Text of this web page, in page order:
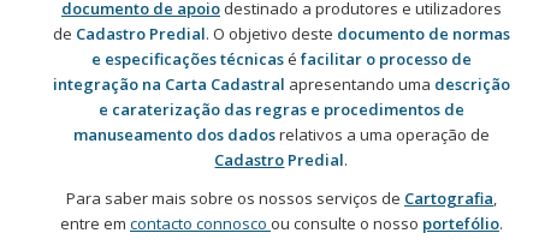
documento de apoiodestinado a produtores e utilizadores
de Cadastro Predial. O objetivo deste documento de normas
e especificações técnicasé facilitar o processo de
integração na Carta Cadastral apresentando uma descrição
e caraterização das regras e procedimentos de
manuseamento dos dadosrelativos a uma operação de
Cadastro Predial.
Para saber mais sobre os nossos serviços de Cartografia,
entre em contacto connosco ou consulte o nosso portefólio.